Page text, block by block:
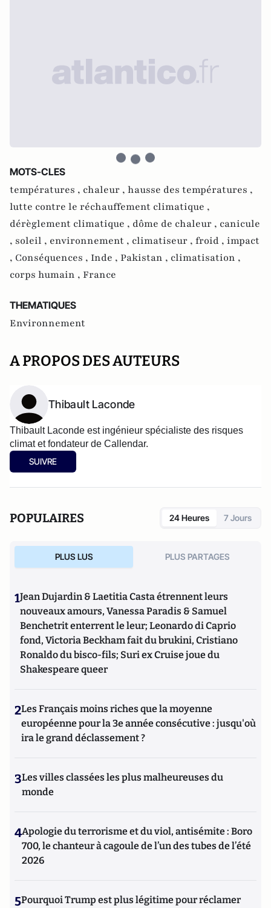
MOTS-CLES
températures , chaleur , hausse des températures ,
lutte contre le réchauffement climatique ,
dérèglement climatique , dôme de chaleur , canicule
, soleil , environnement , climatiseur , froid , impact
, Conséquences , Inde , Pakistan , climatisation ,
corps humain , France
THEMATIQUES
Environnement
A PROPOS DES AUTEURS
Thibault Laconde
Thibault Laconde est ingénieur spécialiste des risques
climat et fondateur de Callendar.
SUIVRE
POPULAIRES 24 Heures 7 Jours
PLUS LUS PLUS PARTAGES
1Jean Dujardin & Laetitia Casta étrennent leurs
nouveaux amours, Vanessa Paradis & Samuel
Benchetrit enterrent le leur; Leonardo di Caprio
fond, Victoria Beckham fait du brukini, Cristiano
Ronaldo du bisco-fils; Suri ex Cruise joue du
Shakespeare queer
2Les Français moins riches que la moyenne
européenne pour la 3e année consécutive : jusqu'où
ira le grand déclassement ?
3Les villes classées les plus malheureuses du
monde
4Apologie du terrorisme et du viol, antisémite : Boro
700, le chanteur à cagoule de l’un des tubes de l’été
2026
5Pourquoi Trump est plus légitime pour réclamer